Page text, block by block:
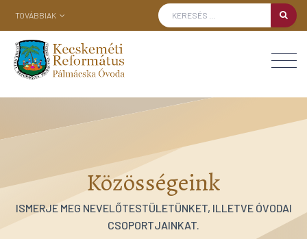
TOVÁBBIAK
Közösségeink
ISMERJE MEG NEVELŐTESTÜLETÜNKET, ILLETVE ÓVODAI
CSOPORTJAINKAT.